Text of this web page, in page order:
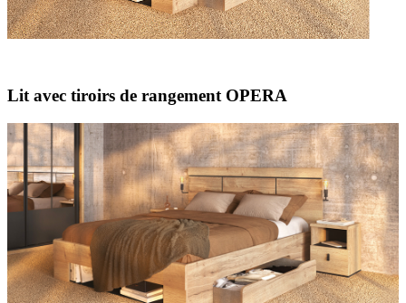
Lit avec tiroirs de rangement OPERA